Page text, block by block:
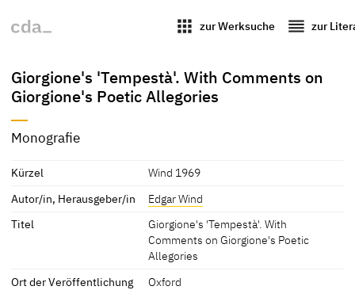
apps zur Werksuche reorder zur
Giorgione's 'Tempestà'. With Comments on
Giorgione's Poetic Allegories
Monografie
Kürzel
Wind 1969
Autor/in, Herausgeber/in
Edgar Wind
Titel
Giorgione's 'Tempestà'. With
Comments on Giorgione's Poetic
Allegories
Ort der Veröffentlichung
Oxford